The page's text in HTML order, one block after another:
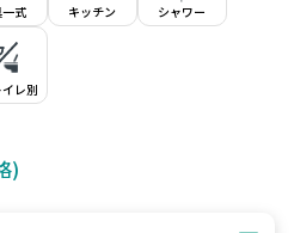
式 キッチン シャワー
レ別
)